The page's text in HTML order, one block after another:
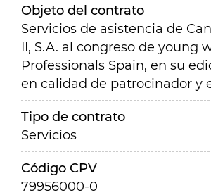
Objeto del contrato
Servicios de asistencia de
II, S.A. al congreso de young
Professionals Spain, en su
en calidad de patrocinador y
Tipo de contrato
Servicios
Código CPV
79956000-0